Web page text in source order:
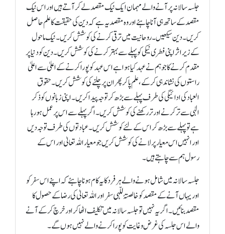
جلسہ سالانہ پر آنے والے مہمان ایک نیک مقصد لے کر آتے ہیں اور اس نیک
مقصد کے ساتھ ہی آنا چاہئے اور وہ مقصد یہ ہے کہ دین کی حقیقت کا علم حاصل
کریں۔ دین سیکھیں۔ روحانیت میں ترقی کرنے کی کوشش کریں۔ نیک ماحول
کے زیر اثر اپنی فطری نیکی کو پہلے سے بہتر کرنے کی کوشش کریں۔ دین کو دنیا پر
مقدم کرنے کا جو ہم نے عہد کیا ہوا ہے اس عہد کو پورا کرنے کے اعلیٰ سے اعلیٰ
راستوں کی نشاندہی کر کے، علم پا کر پھر ان پر چلنے کی کوشش کریں۔ حقوق
العباد کی ادائیگی کی طرف پہلے سے بڑھ کر توجہ پیدا کریں۔ اپنی زبانوں کو ذکر
الٰہی سے تر کرنے اور تر رکھنے کی کوشش کریں۔ اگر پہلے سے اس پر عمل ہو رہا
ہے تو پہلے سے بڑھ کر اس کے لئے کوشش کریں۔ عبادتوں کی طرف توجہ دیں
اور انہیں اس معیار پر لانے کی کوشش کریں جو معیار اللہ تعالیٰ اور اس کے
رسول ہم سے چاہتے ہیں۔
جلسہ سالانہ میں شامل ہونے والے ہر فرد کا یہ کام ہونا چاہئے کہ اپنے اس سفر کو
اور یہاں آنے کے مقصد کو خالصتہً للّہی سفر اور اللہ تعالیٰ کی رضا کے حصول کا
مقصد بنائیں۔ اگر یہ نہیں تو جلسہ سالانہ میں تکلیف اٹھا کر اور خرچ کر کے آنے
والے اس جلسہ کی غرض و غایت کو پورا کرنے والے نہیں ہوں گے۔